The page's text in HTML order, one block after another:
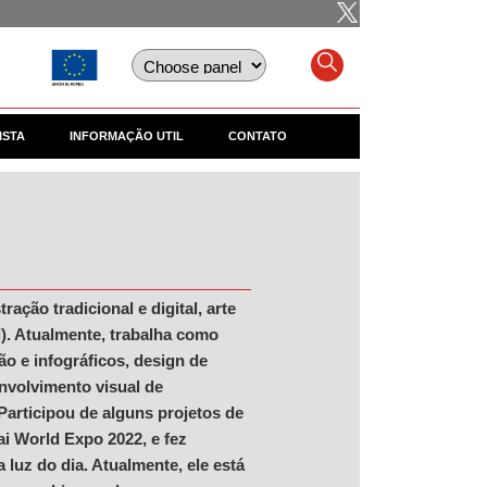
INFORMAÇÃO UTIL CONTATO
tradicional e digital, arte
Atualmente, trabalha como
e infográficos, design de
visual de
de alguns projetos de
World Expo 2022, e fez
luz do dia. Atualmente, ele está